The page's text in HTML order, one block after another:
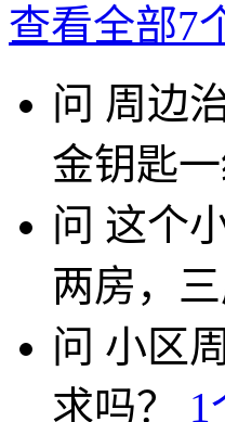
查看全部7
问 周边
金钥匙
问 这个
两房，
问 小区
求吗？
1